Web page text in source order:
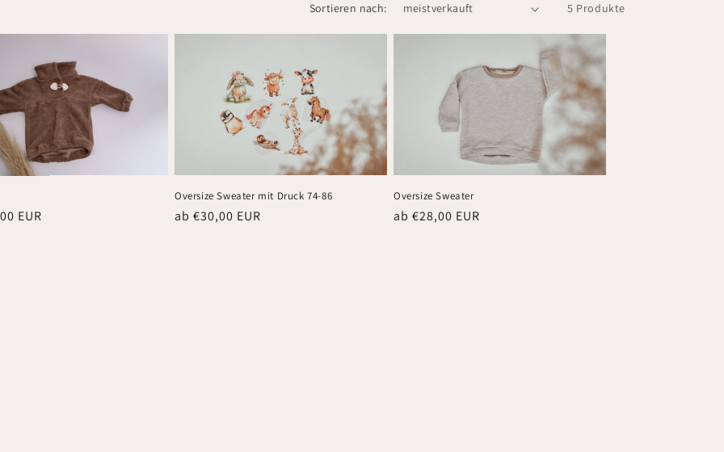
Sortieren nach: 5 Produkte
EUR
Oversize Sweater mit Druck 74-86
Normaler
ab €30,00 EUR
Oversize Sweater
Normaler
ab €28,00 EUR